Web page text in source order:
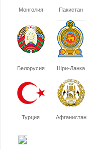
Монголия Пакистан
Белорусия Шри-Ланка
Турция Афганистан